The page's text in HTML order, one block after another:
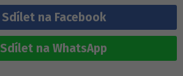
Sdílet na Facebook
Sdílet na WhatsApp